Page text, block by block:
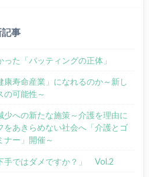
事
った「パッティングの正体」
康寿命産業」になれるのか～新し
の可能性～
少への新たな施策～介護を理由に
をあきらめない社会へ「介護とゴ
ナー」開催～
手ではダメですか？」 Vol.2